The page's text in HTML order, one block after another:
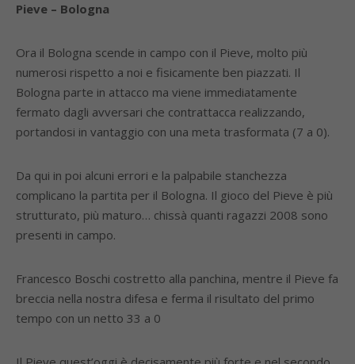
Pieve – Bologna
Ora il Bologna scende in campo con il Pieve, molto più
numerosi rispetto a noi e fisicamente ben piazzati. Il
Bologna parte in attacco ma viene immediatamente
fermato dagli avversari che contrattacca realizzando,
portandosi in vantaggio con una meta trasformata (7 a 0).
Da qui in poi alcuni errori e la palpabile stanchezza
complicano la partita per il Bologna. Il gioco del Pieve è più
strutturato, più maturo… chissà quanti ragazzi 2008 sono
presenti in campo.
Francesco Boschi costretto alla panchina, mentre il Pieve fa
breccia nella nostra difesa e ferma il risultato del primo
tempo con un netto 33 a 0